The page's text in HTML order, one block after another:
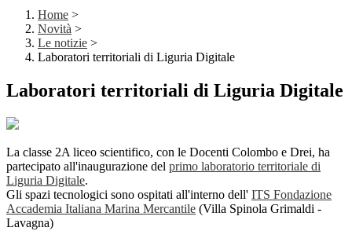
Home >
Novità >
Le notizie >
Laboratori territoriali di Liguria Digitale
Laboratori territoriali di Liguria Digitale
La classe 2A liceo scientifico, con le Docenti Colombo e Drei, ha
partecipato all'inaugurazione del primo laboratorio territoriale di
Liguria Digitale.
Gli spazi tecnologici sono ospitati all'interno dell' ITS Fondazione
Accademia Italiana Marina Mercantile (Villa Spinola Grimaldi -
Lavagna)